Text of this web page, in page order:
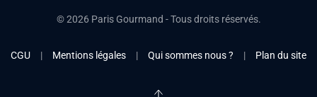
©2026Paris Gourmand - Tous droits réservés.
CGU | Mentions légales | Qui sommes nous ? | Plan du site